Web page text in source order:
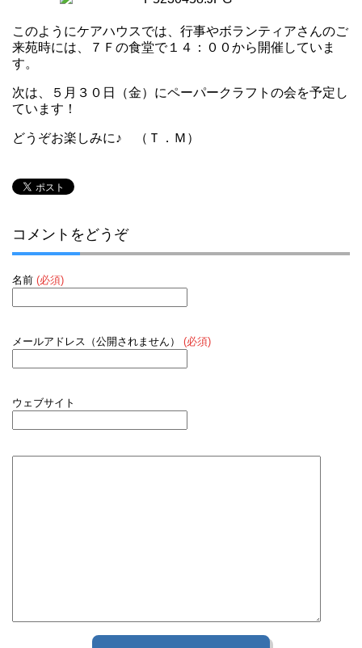
このようにケアハウスでは、行事やボランティアさんのご
来苑時には、７Ｆの食堂で１４：００から開催していま
す。
次は、５月３０日（金）にペーパークラフトの会を予定し
ています！
どうぞお楽しみに♪ （Ｔ．Ｍ）
コメントをどうぞ
名前 (必須)
メールアドレス（公開されません） (必須)
ウェブサイト